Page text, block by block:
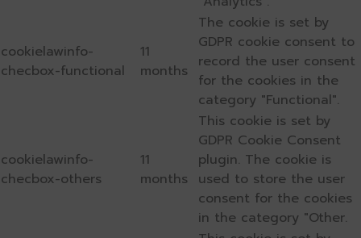
cookielawinfo-
checbox-functional
11
months
The cookie is set by
GDPR cookie consent to
record the user consent
for the cookies in the
category "Functional".
cookielawinfo-
checbox-others
11
months
This cookie is set by
GDPR Cookie Consent
plugin. The cookie is
used to store the user
consent for the cookies
in the category "Other.